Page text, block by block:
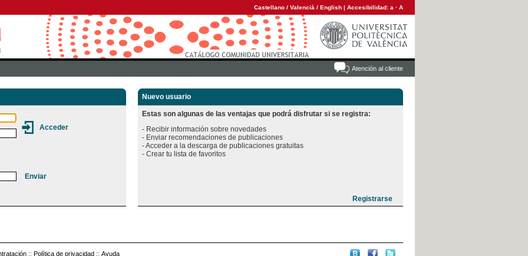
Castellano / Valencià / English | Accesibilidad: a · A
Atención al cliente
Nuevo usuario
Estas son algunas de las ventajas que podrá disfrutar si se registra:
- Recibir información sobre novedades
- Enviar recomendaciones de publicaciones
- Acceder a la descarga de publicaciones gratuitas
:: Política de privacidad :: Ayuda